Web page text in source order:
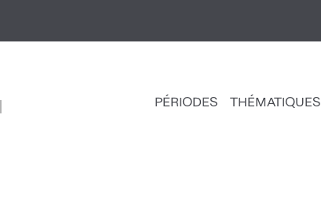
NAVIGATION
PÉRIODES THÉMATIQUES